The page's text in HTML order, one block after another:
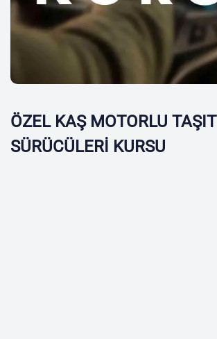
ÖZEL KAŞ MOTORLU TAŞIT
SÜRÜCÜLERİ KURSU